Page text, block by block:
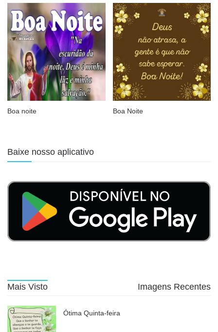
Boa noite Boa Noite
Baixe nosso aplicativo
Mais Visto Imagens Recentes
Ótima Quinta-feira